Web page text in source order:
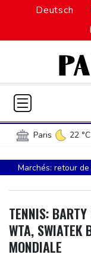
Deutsch
Paris 22 °C
Bordeaux
Burkina Faso
Mali
18 °C
Senegal
Marchés: retour
inquiètent
L'explosion d'une
Damas
TENNIS:
WTA, SWIATEK
MONDIALE